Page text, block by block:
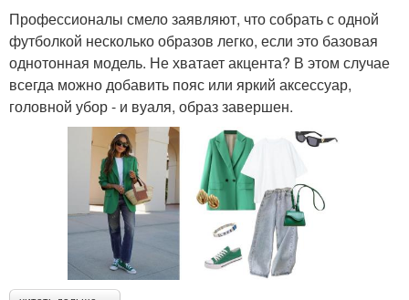
Профессионалы смело заявляют, что собрать с одной
футболкой несколько образов легко, если это базовая
однотонная модель. Не хватает акцента? В этом случае
всегда можно добавить пояс или яркий аксессуар,
головной убор - и вуаля, образ завершен.